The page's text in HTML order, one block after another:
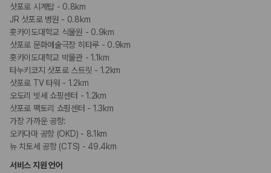
삿포로 시계탑 - 0.8km
JR 삿포로 병원 - 0.8km
홋카이도대학교 식물원 - 0.9km
삿포로 문화예술극장 히타루 - 0.9km
홋카이도대학교 박물관 - 1.1km
타누키코지 삿포로 스트릿 - 1.2km
삿포로 TV 타워 - 1.2km
오도리 빗세 쇼핑센터 - 1.2km
삿포로 팩토리 쇼핑센터 - 1.3km
가장 가까운 공항:
오카다마 공항 (OKD) - 8.1km
뉴 치토세 공항 (CTS) - 49.4km
서비스 지원 언어